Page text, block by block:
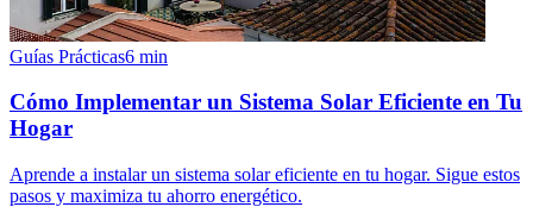
Guías Prácticas6 min
Cómo Implementar un Sistema Solar Eficiente en Tu
Hogar
Aprende a instalar un sistema solar eficiente en tu hogar. Sigue estos
pasos y maximiza tu ahorro energético.